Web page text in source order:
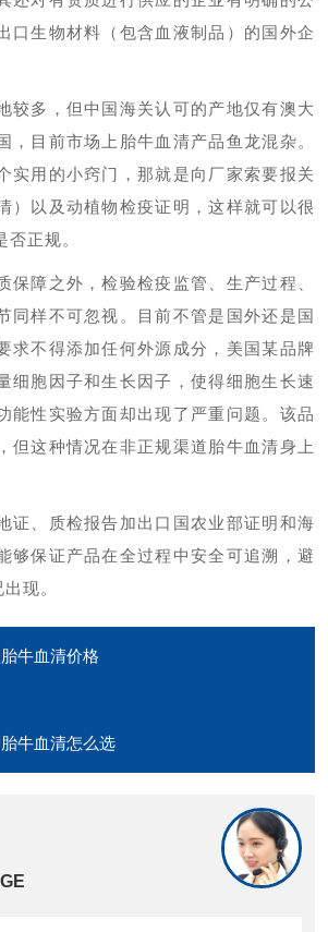
口生物材料（包含血液制品）的国外企
较多，但中国海关认可的产地仅有澳大
，目前市场上胎牛血清产品鱼龙混杂。
实用的小窍门，那就是向厂家索要报关
）以及动植物检疫证明，这样就可以很
正规。
保障之外，检验检疫监管、生产过程、
同样不可忽视。目前不管是国外还是国
求不得添加任何外源成分，美国某品牌
细胞因子和生长因子，使得细胞生长速
能性实验方面却出现了严重问题。该品
但这种情况在非正规渠道胎牛血清身上
证、质检报告加出口国农业部证明和海
够保证产品在全过程中安全可追溯，避
现。
牛血清价格
牛血清怎么选